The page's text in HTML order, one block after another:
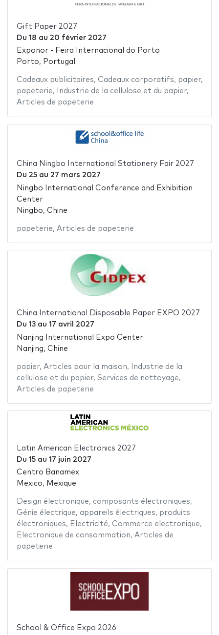
Gift Paper 2027
Du 18 au 20 février 2027
Exponor - Feira Internacional do Porto
Porto, Portugal
Cadeaux publicitaires, Cadeaux corporatifs, papier,
papeterie, Industrie de la cellulose et du papier,
Articles de papeterie
China Ningbo International Stationery Fair 2027
Du 25au 27 mars 2027
Ningbo International Conference and Exhibition
Center
Ningbo, Chine
papeterie, Articles de papeterie
China International Disposable Paper EXPO 2027
Du 13au 17 avril 2027
Nanjing International Expo Center
Nanjing, Chine
papier, Articles pour la maison,
Industrie de la
cellulose et du papier, Services de nettoyage,
Articles de papeterie
Latin American Electronics 2027
Du 15au 17 juin 2027
Centro Banamex
Mexico, Mexique
Design électronique, composants électroniques,
Génie électrique, appareils électriques, produits
électroniques, Electricité, Commerce electronique,
Electronique de consommation, Articles de
papeterie
School & Office Expo 2026